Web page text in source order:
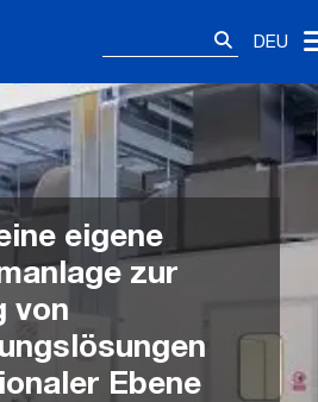
DEU
eigene
zur
von
Ebene